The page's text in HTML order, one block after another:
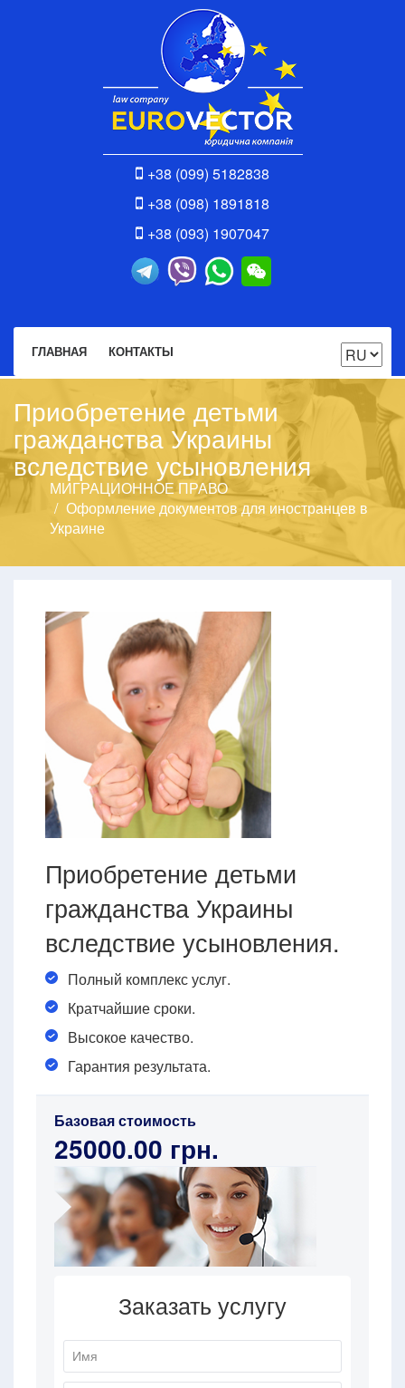
+38 (099) 5182838
+38 (098) 1891818
+38 (093) 1907047
ГЛАВНАЯ КОНТАКТЫ
Приобретение детьми
гражданства Украины
вследствие усыновления
МИГРАЦИОННОЕ ПРАВО
Оформление документов для иностранцев в
Украине
Приобретение детьми
гражданства Украины
вследствие усыновления.
Полный комплекс услуг.
Кратчайшие сроки.
Высокое качество.
Гарантия результата.
Базовая стоимость
25000.00 грн.